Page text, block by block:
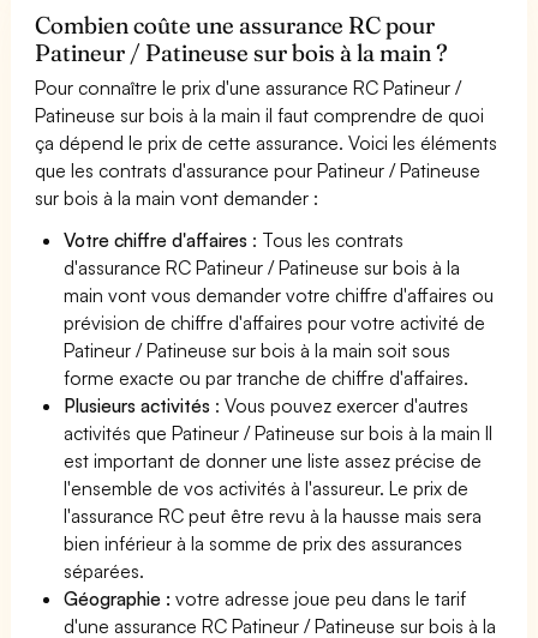
Combien coûte une assurance RC pour
Patineur / Patineuse sur bois à la main ?
Pour connaître le prix d'une assurance RC Patineur /
Patineuse sur bois à la main il faut comprendre de quoi
ça dépend le prix de cette assurance. Voici les éléments
que les contrats d'assurance pour Patineur / Patineuse
sur bois à la main vont demander :
Votre chiffre d'affaires : Tous les contrats
d'assurance RC Patineur / Patineuse sur bois à la
main vont vous demander votre chiffre d'affaires ou
prévision de chiffre d'affaires pour votre activité de
Patineur / Patineuse sur bois à la main soit sous
forme exacte ou par tranche de chiffre d'affaires.
Plusieurs activités : Vous pouvez exercer d'autres
activités que Patineur / Patineuse sur bois à la main Il
est important de donner une liste assez précise de
l'ensemble de vos activités à l'assureur. Le prix de
l'assurance RC peut être revu à la hausse mais sera
bien inférieur à la somme de prix des assurances
séparées.
Géographie :votre adresse joue peu dans le tarif
d'une assurance RC Patineur / Patineuse sur bois à la